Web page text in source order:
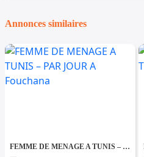
Annonces similaires
FEMME DE MENAGE A TUNIS – PAR JOUR A Fouchana